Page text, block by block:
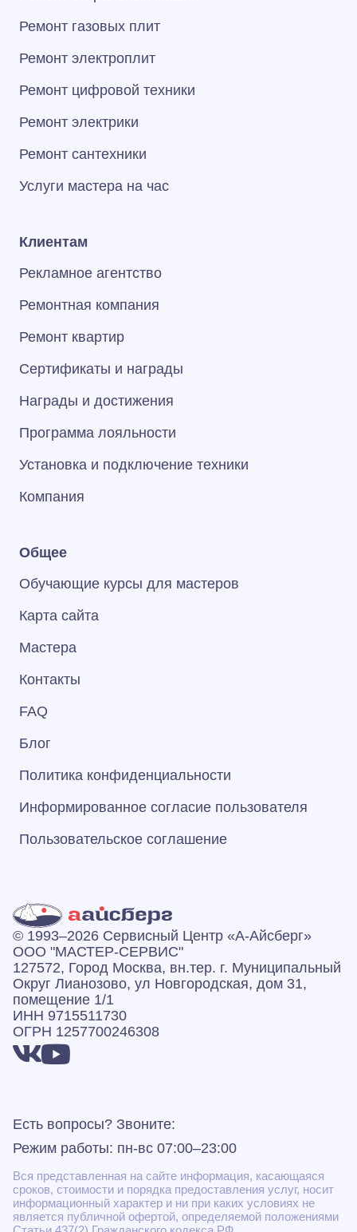
Ремонт газовых плит
Ремонт электроплит
Ремонт цифровой техники
Ремонт электрики
Ремонт сантехники
Услуги мастера на час
Клиентам
Рекламное агентство
Ремонтная компания
Ремонт квартир
Сертификаты и награды
Награды и достижения
Программа лояльности
Установка и подключение техники
Компания
Общее
Обучающие курсы для мастеров
Карта сайта
Мастера
Контакты
FAQ
Блог
Политика конфиденциальности
Информированное согласие пользователя
Пользовательское соглашение
© 1993–2026 Сервисный Центр «А‑Айсберг»
ООО "МАСТЕР-СЕРВИС"
127572, Город Москва, вн.тер. г. Муниципальный
Округ Лианозово, ул Новгородская, дом 31,
помещение 1/1
ИНН 9715511730
ОГРН 1257700246308
Есть вопросы? Звоните:
Режим работы: пн-вс 07:00–23:00
Вся представленная на сайте информация, касающаяся
сроков, стоимости и порядка предоставления услуг, носит
информационный характер и ни при каких условиях не
является публичной офертой, определяемой положениями